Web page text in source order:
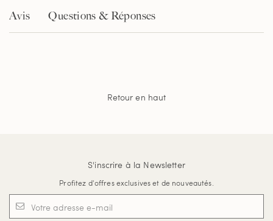
Avis Questions & Réponses
Retour en haut
S'inscrire à la Newsletter
Profitez d'offres exclusives et de nouveautés.